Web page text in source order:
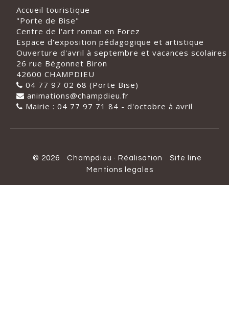
Accueil touristique
"Porte de Bise"
Centre de l'art roman en Forez
Espace d'exposition pédagogique et artistique
Ouverture d'avril à septembre et vacances scolaires
26 rue Bégonnet Biron
42600 CHAMPDIEU
04 77 97 02 68 (Porte Bise)
animations@champdieu.fr
Mairie : 04 77 97 71 84 - d'octobre à avril
© 2026 Champdieu · Réalisation
Site line
Mentions legales